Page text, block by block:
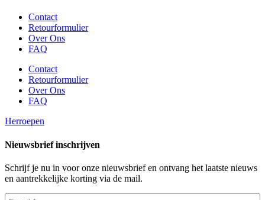
Contact
Retourformulier
Over Ons
FAQ
Contact
Retourformulier
Over Ons
FAQ
Herroepen
Nieuwsbrief inschrijven
Schrijf je nu in voor onze nieuwsbrief en ontvang het laatste nieuws
en aantrekkelijke korting via de mail.